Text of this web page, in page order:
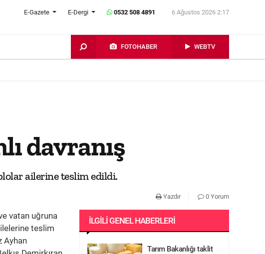
E-Gazete E-Dergi 0532 508 4891 6 Ağustos 2026 2:17
FOTOHABER WEBTV
davranış
ailerine teslim edildi.
Yazdır 0 Yorum
vatan uğruna
teslim
Ayhan
İLGILI GENEL HABERLERI
Tarım Bakanlığı taklit